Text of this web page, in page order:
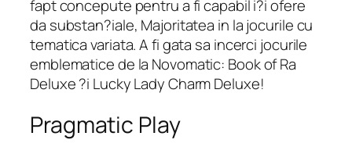
fapt concepute pentru a fi capabil i?i ofere
da substan?iale, Majoritatea in la jocurile cu
tematica variata. A fi gata sa incerci jocurile
emblematice de la Novomatic: Book of Ra
Deluxe ?i Lucky Lady Charm Deluxe!
Pragmatic Play